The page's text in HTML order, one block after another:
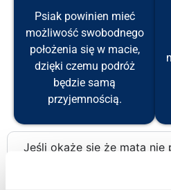
Psiak powinien mieć
możliwość swobodnego
położenia się w macie,
dzięki czemu podróż
będzie samą
przyjemnością.
Jeśli okaże się że mata nie